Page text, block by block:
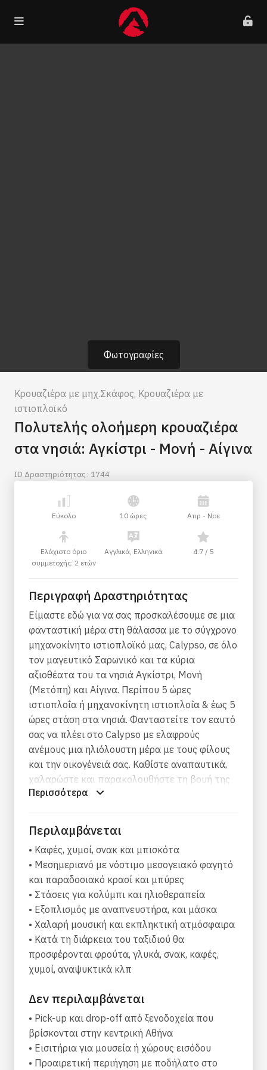
Φωτογραφίες
Κρουαζιέρα με μηχ.Σκάφος, Κρουαζιέρα με
ιστιοπλοϊκό
Πολυτελής ολοήμερη κρουαζιέρα
στα νησιά: Αγκίστρι - Μονή - Αίγινα
ID Δραστηριότητας : 1744
Εύκολο 10 ώρες Απρ - Νοε
Ελάχιστο όριο
συμμετοχής: 2 ετών
Αγγλικά, Ελληνικά 4.7 / 5
Περιγραφή Δραστηριότητας
Είμαστε εδώ για να σας προσκαλέσουμε σε μια
φανταστική μέρα στη θάλασσα με το σύγχρονο
μηχανοκίνητο ιστιοπλοϊκό μας, Calypso, σε όλο
τον μαγευτικό Σαρωνικό και τα κύρια
αξιοθέατα του τα νησιά Αγκίστρι, Μονή
(Μετόπη) και Αίγινα. Περίπου 5 ώρες
ιστιοπλοΐα ή μηχανοκίνητη ιστιοπλοΐα & έως 5
ώρες στάση στα νησιά. Φανταστείτε τον εαυτό
σας να πλέει στο Calypso με ελαφρούς
ανέμους μια ηλιόλουστη μέρα με τους φίλους
και την οικογένειά σας. Καθίστε αναπαυτικά,
χαλαρώστε και παρακολουθήστε τη βουή της
πόλης να σβήνει απολαμβάνοντας τον ήρεμο
ξεκινήσει στις 9 το πρωί από την Αθήνα, τη
Μαρίνα Ζέας, και θα τελειώσει στο ίδιο λιμάνι
στις 7 το απόγευμα.
Εξερευνήστε το Αγκίστρι μόνοι σας ή
εγγραφείτε στην ποδηλατική μας περιήγηση!
Στάση κολύμβησης στη Μετόπη - πηδήξτε
από το σκάφος!
Γεύμα για ενέργεια - Ελληνικό Στυλ! Πάρτε
μια ελληνική μπύρα!
Εξερευνήστε την Αίγινα - 1η πρωτεύουσα της
Επιστροφή στο πλοίο, χαλαρώστε στο
κατάστρωμα κάνοντας ηλιοθεραπεία καθώς
πλέουμε πίσω στην Αθήνα!
Προαιρετική ποδηλατική περιήγηση στο νησί
Αγκίστρι
Περισσότερα
Περιλαμβάνεται
• Kαφές, χυμοί, σνακ και μπισκότα
• Μεσημεριανό με νόστιμο μεσογειακό φαγητό
και παραδοσιακό κρασί και μπύρες
• Στάσεις για κολύμπι και ηλιοθεραπεία
• Εξοπλισμός με αναπνευστήρα, και μάσκα
• Χαλαρή μουσική και εκπληκτική ατμόσφαιρα
• Κατά τη διάρκεια του ταξιδιού θα
προσφέρονται φρούτα, γλυκά, σνακ, καφές,
χυμοί, αναψυκτικά κλπ
Δεν περιλαμβάνεται
• Pick-up και drop-off από ξενοδοχεία που
βρίσκονται στην κεντρική Αθήνα
• Εισιτήρια για μουσεία ή χώρους εισόδου
• Προαιρετική περιήγηση με ποδήλατο στο